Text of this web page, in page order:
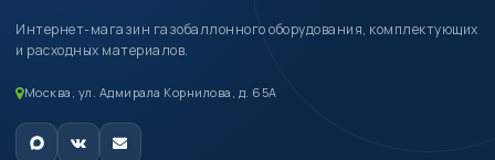
Интернет-магазин газобаллонного оборудования, комплектующих
и расходных материалов.
Москва, ул. Адмирала Корнилова, д. 65А